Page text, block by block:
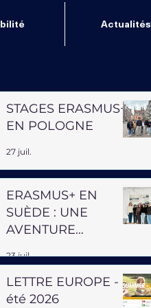
Actualités
STAGES ERASMUS+
EN POLOGNE
27 juil.
ERASMUS+ EN
SUÈDE : UNE
AVENTURE
ET HUMAINE
23 juil.
LETTRE EUROPE -
été 2026